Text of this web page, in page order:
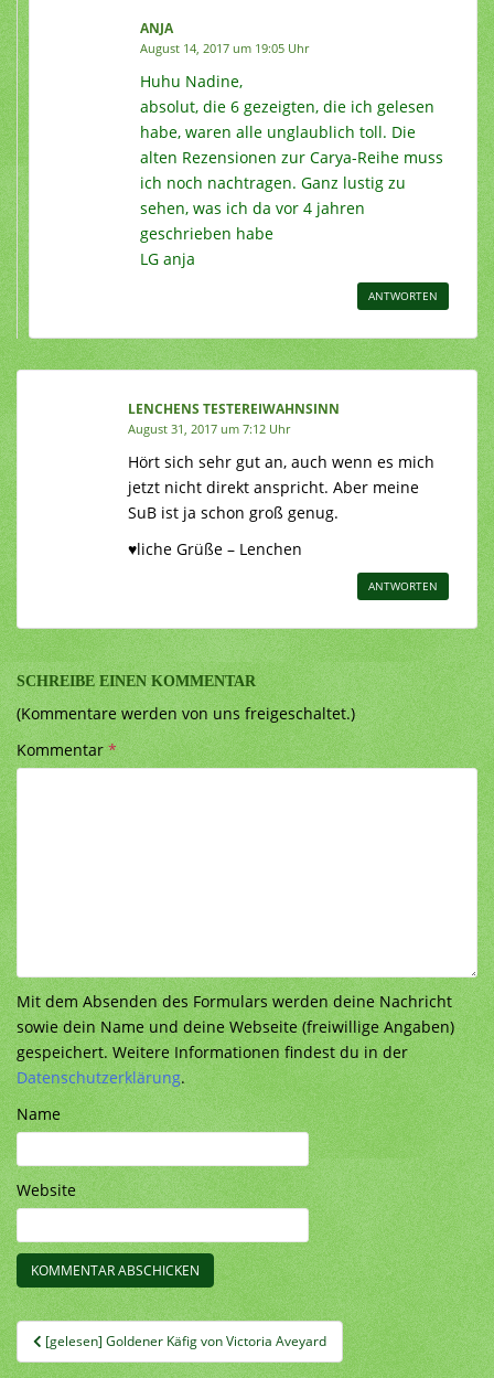
ANJA
August 14, 2017 um 19:05 Uhr
Huhu Nadine,
absolut, die 6 gezeigten, die ich gelesen
habe, waren alle unglaublich toll. Die
alten Rezensionen zur Carya-Reihe muss
ich noch nachtragen. Ganz lustig zu
sehen, was ich da vor 4 jahren
geschrieben habe
LG anja
ANTWORTEN
LENCHENS TESTEREIWAHNSINN
August 31, 2017 um 7:12 Uhr
Hört sich sehr gut an, auch wenn es mich
jetzt nicht direkt anspricht. Aber meine
SuB ist ja schon groß genug.
♥liche Grüße – Lenchen
ANTWORTEN
SCHREIBE EINEN KOMMENTAR
(Kommentare werden von uns freigeschaltet.)
Kommentar*
Mit dem Absenden des Formulars werden deine Nachricht
sowie dein Name und deine Webseite (freiwillige Angaben)
gespeichert. Weitere Informationen findest du in der
Datenschutzerklärung.
Name
Website
Beitragsnavigation
[gelesen] Goldener Käfig von Victoria Aveyard